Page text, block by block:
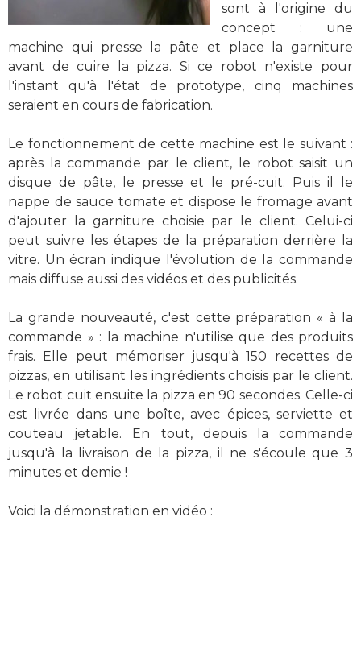
sont à l'origine du
concept : une
machine qui presse la pâte et place la garniture
avant de cuire la pizza. Si ce robot n'existe pour
l'instant qu'à l'état de prototype, cinq machines
seraient en cours de fabrication.
Le fonctionnement de cette machine est le suivant :
après la commande par le client, le robot saisit un
disque de pâte, le presse et le pré-cuit. Puis il le
nappe de sauce tomate et dispose le fromage avant
d'ajouter la garniture choisie par le client. Celui-ci
peut suivre les étapes de la préparation derrière la
vitre. Un écran indique l'évolution de la commande
mais diffuse aussi des vidéos et des publicités.
La grande nouveauté, c'est cette préparation « à la
commande » : la machine n'utilise que des produits
frais. Elle peut mémoriser jusqu'à 150 recettes de
pizzas, en utilisant les ingrédients choisis par le client.
Le robot cuit ensuite la pizza en 90 secondes. Celle-ci
est livrée dans une boîte, avec épices, serviette et
couteau jetable. En tout, depuis la commande
jusqu'à la livraison de la pizza, il ne s'écoule que 3
minutes et demie !
Voici la démonstration en vidéo :